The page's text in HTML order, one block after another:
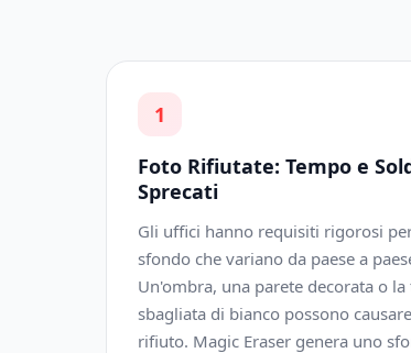
1
Foto Rifiutate: Tempo e
Sprecati
Gli uffici hanno requisiti rigorosi
sfondo che variano da paese a
Un'ombra, una parete decorata o
sbagliata di bianco possono
rifiuto. Magic Eraser genera uno